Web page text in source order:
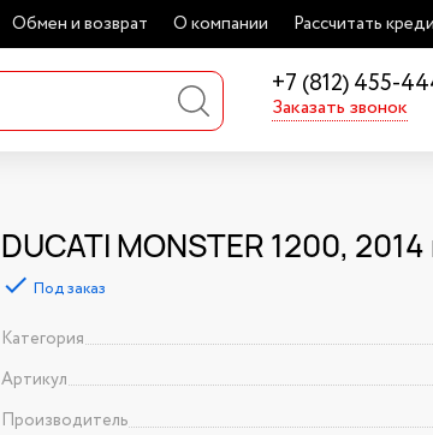
Обмен и возврат О компании Рассчитать
+7 (812) 455-
Заказать звонок
DUCATI MONSTER 1200,
Под заказ
Категория
Артикул
Производитель